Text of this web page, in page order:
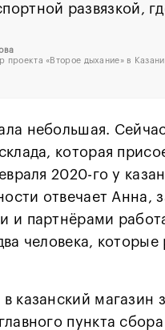
развязкой,
проекта «Второе дыхание» в Казани
небольшая.
которая
2020-го у
отвечает
и партнёрами
человека,
казанский магазин
пункта